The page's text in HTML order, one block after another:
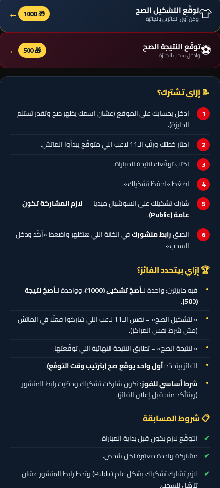
👕توقّع التشكيل الصح
وكن أول الفائزين بالجائزة 🎁 1000
←
⚽توقّع النتيجة الصح
وادخل سحب الجائزة 🎁 500
←
📝 إزاي تشترك؟
ادخل بحسابك على الموقع (عشان اسمك يظهر صح وتقدر تستلم
الجايزة).
اختار خطتك ورتّب الـ11 لاعب اللي متوقّع يبدأوا الماتش.
اكتب توقّعك لنتيجة المباراة.
اضغط «احفظ تشكيلك».
شارك تشكيلك على السوشيال ميديا —لازم المشاركة تكون
عامة (Public)
.
الصقرابط منشوركفي الخانة اللي هتظهر واضغط «أكّد ودخل
السحب».
🏆 إزاي بيتحدد الفائز؟
فيه جايزتين: واحدة لـأصحّ تشكيل(1000) ، وواحدة لـأصحّ نتيجة
(500)
.
«التشكيل الصح» = نفس الـ11 لاعب اللي شاركوا فعلًا في الماتش
(مش شرط نفس المراكز).
«النتيجة الصح» = تطابق النتيجة النهائية اللي توقّعتها.
الفائز بيتحدّد:أول واحد يوقّع صح (بترتيب وقت التوقّع).
شرط أساسي للفوز:تكون شاركت تشكيلك وحطّيت رابط المنشور
(وبنتأكد منه قبل إعلان الفائز).
📋 شروط المسابقة
التوقّع لازم يكون قبل بداية المباراة.
مشاركة واحدة معتبرة لكل شخص.
لازم تشارك تشكيلك بشكل عام (Public) وتحط رابط المنشور عشان
تتأهّل للسحب.